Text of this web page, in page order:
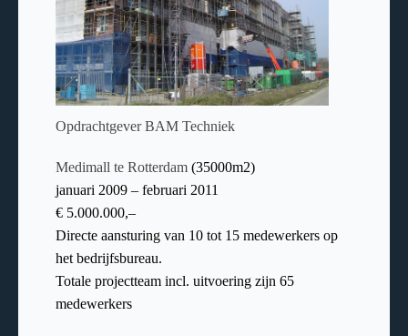
Opdrachtgever BAM Techniek
Medimall te Rotterdam (35000m2)
januari 2009 – februari 2011
€ 5.000.000,–
Directe aansturing van 10 tot 15 medewerkers op
het bedrijfsbureau.
Totale projectteam incl. uitvoering zijn 65
medewerkers